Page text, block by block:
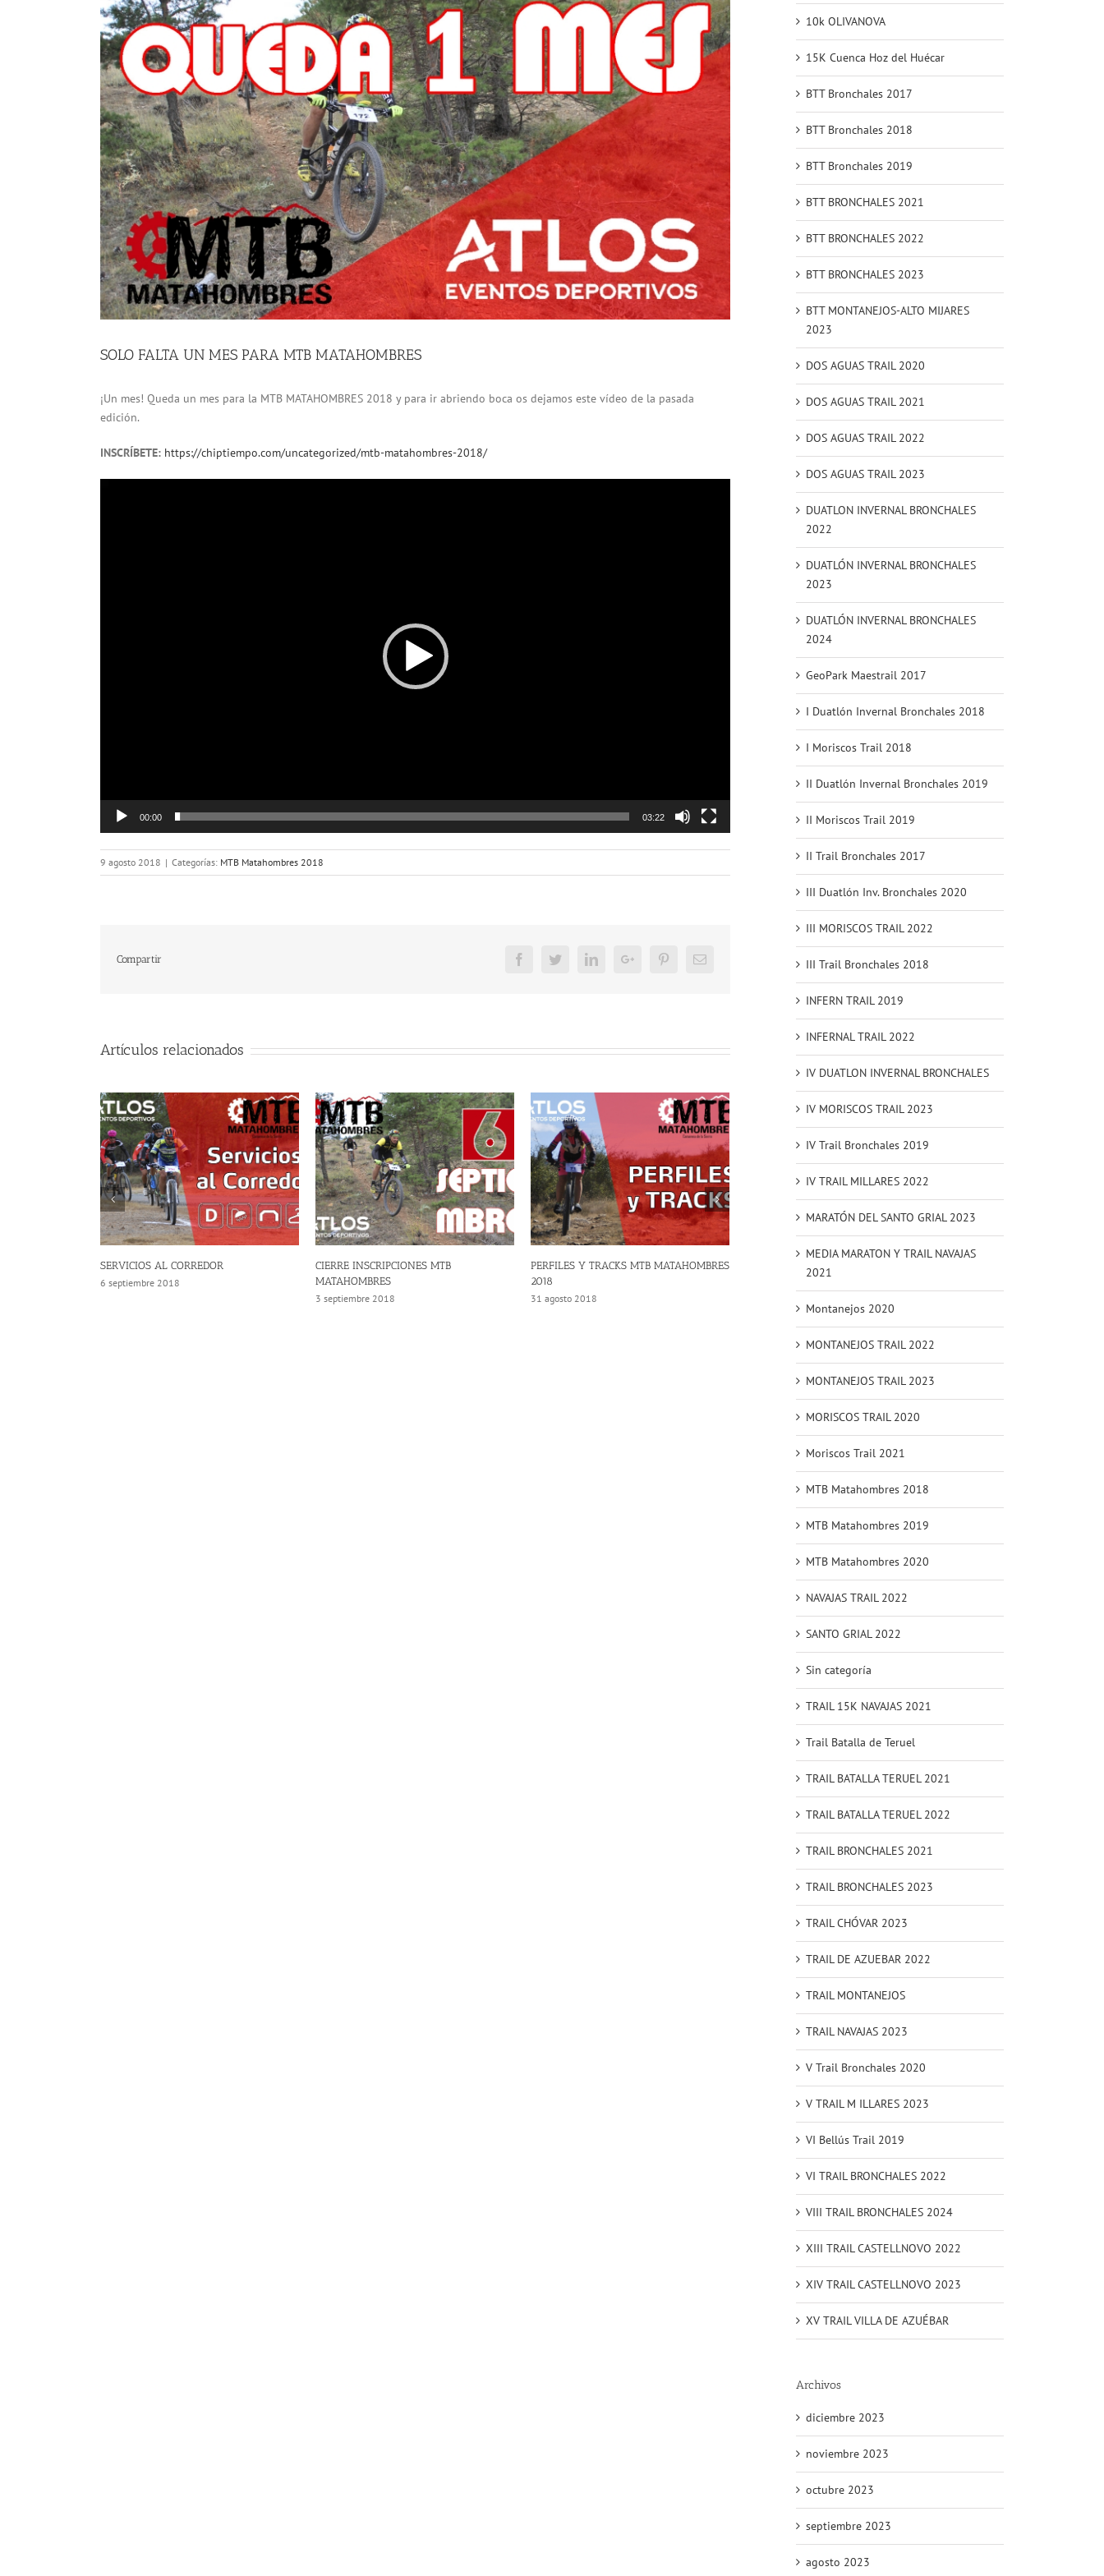
SOLO FALTA UN MES PARA MTB MATAHOMBRES
¡Un mes! Queda un mes para la MTB MATAHOMBRES 2018 y para ir abriendo boca os dejamos este vídeo de la pasada
edición.
INSCRÍBETE: https://chiptiempo.com/uncategorized/mtb-matahombres-2018/
00:00 03:22
9 agosto 2018 | Categorías: MTB Matahombres 2018
Compartir FacebookTwitterLinkedInGoogle+ PinterestEmail
Artículos relacionados
CIERRE INSCRIPCIONES MTB
PERFILES Y TRACKS MTB MATAHOMBRES
DORSALES MTB MATAHOMBRES 2018
10k OLIVANOVA
15K Cuenca Hoz del Huécar
BTT Bronchales 2017
BTT Bronchales 2018
BTT Bronchales 2019
BTT BRONCHALES 2021
BTT BRONCHALES 2022
BTT BRONCHALES 2023
BTT MONTANEJOS-ALTO MIJARES
2023
DOS AGUAS TRAIL 2020
DOS AGUAS TRAIL 2021
DOS AGUAS TRAIL 2022
DOS AGUAS TRAIL 2023
DUATLON INVERNAL BRONCHALES
2022
DUATLÓN INVERNAL BRONCHALES
2023
DUATLÓN INVERNAL BRONCHALES
2024
GeoPark Maestrail 2017
I Duatlón Invernal Bronchales 2018
I Moriscos Trail 2018
II Duatlón Invernal Bronchales 2019
II Moriscos Trail 2019
II Trail Bronchales 2017
III Duatlón Inv. Bronchales 2020
III MORISCOS TRAIL 2022
III Trail Bronchales 2018
INFERN TRAIL 2019
INFERNAL TRAIL 2022
IV DUATLON INVERNAL BRONCHALES
IV MORISCOS TRAIL 2023
IV Trail Bronchales 2019
IV TRAIL MILLARES 2022
MARATÓN DEL SANTO GRIAL 2023
MEDIA MARATON Y TRAIL NAVAJAS
2021
Montanejos 2020
MONTANEJOS TRAIL 2022
MONTANEJOS TRAIL 2023
MORISCOS TRAIL 2020
Moriscos Trail 2021
MTB Matahombres 2018
MTB Matahombres 2019
MTB Matahombres 2020
NAVAJAS TRAIL 2022
SANTO GRIAL 2022
Sin categoría
TRAIL 15K NAVAJAS 2021
Trail Batalla de Teruel
TRAIL BATALLA TERUEL 2021
TRAIL BATALLA TERUEL 2022
TRAIL BRONCHALES 2021
TRAIL BRONCHALES 2023
TRAIL CHÓVAR 2023
TRAIL DE AZUEBAR 2022
TRAIL MONTANEJOS
TRAIL NAVAJAS 2023
V Trail Bronchales 2020
V TRAIL M ILLARES 2023
VI Bellús Trail 2019
VI TRAIL BRONCHALES 2022
VIII TRAIL BRONCHALES 2024
XIII TRAIL CASTELLNOVO 2022
XIV TRAIL CASTELLNOVO 2023
XV TRAIL VILLA DE AZUÉBAR
Archivos
diciembre 2023
noviembre 2023
octubre 2023
septiembre 2023
agosto 2023